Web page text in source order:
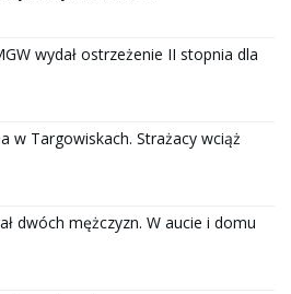
wydał ostrzeżenie II stopnia dla
w Targowiskach. Strażacy wciąż
dwóch mężczyzn. W aucie i domu